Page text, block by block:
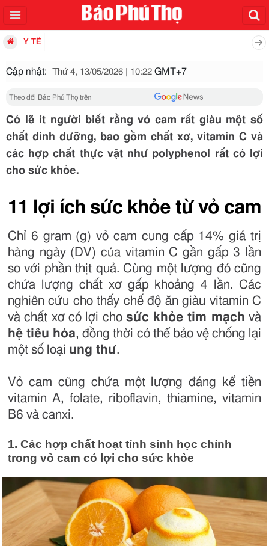
Y TẾ
Cập nhật: Thứ 4, 13/05/2026 | 10:22 GMT+7
Theo dõi Báo Phú Thọ trên
Có lẽ ít người biết rằng vỏ cam rất giàu một số
chất dinh dưỡng, bao gồm chất xơ, vitamin C và
các hợp chất thực vật như polyphenol rất có lợi
cho sức khỏe.
11 lợi ích sức khỏe từ vỏ cam
Chỉ 6 gram (g) vỏ cam cung cấp 14% giá trị
hàng ngày (DV) của vitamin C gần gấp 3 lần
so với phần thịt quả. Cùng một lượng đó cũng
chứa lượng chất xơ gấp khoảng 4 lần. Các
nghiên cứu cho thấy chế độ ăn giàu vitamin C
và chất xơ có lợi cho sức khỏe tim mạch và
hệ tiêu hóa, đồng thời có thể bảo vệ chống lại
một số loại ung thư.
Vỏ cam cũng chứa một lượng đáng kể tiền
vitamin A, folate, riboflavin, thiamine, vitamin
B6 và canxi.
1. Các hợp chất hoạt tính sinh học chính
trong vỏ cam có lợi cho sức khỏe